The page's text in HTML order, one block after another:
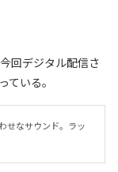
今回デジタル配信さ
ている。
せなサウンド。ラッ